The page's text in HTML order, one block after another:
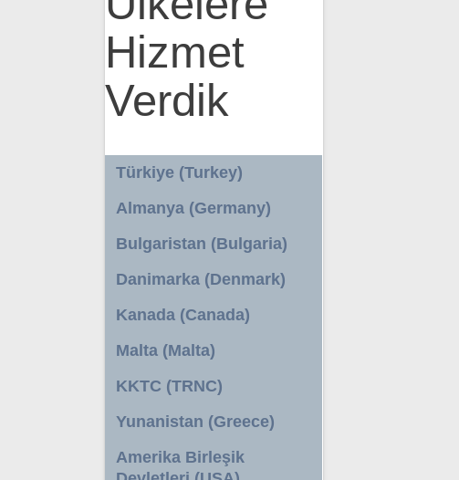
Hizmet
Verdik
Türkiye (Turkey)
Almanya (Germany)
Bulgaristan (Bulgaria)
Danimarka (Denmark)
Kanada (Canada)
Malta (Malta)
KKTC (TRNC)
Yunanistan (Greece)
Amerika Birleşik